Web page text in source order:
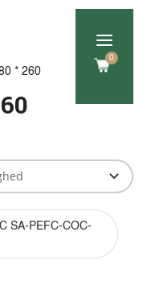
a
0
* 260
SA-PEFC-COC-